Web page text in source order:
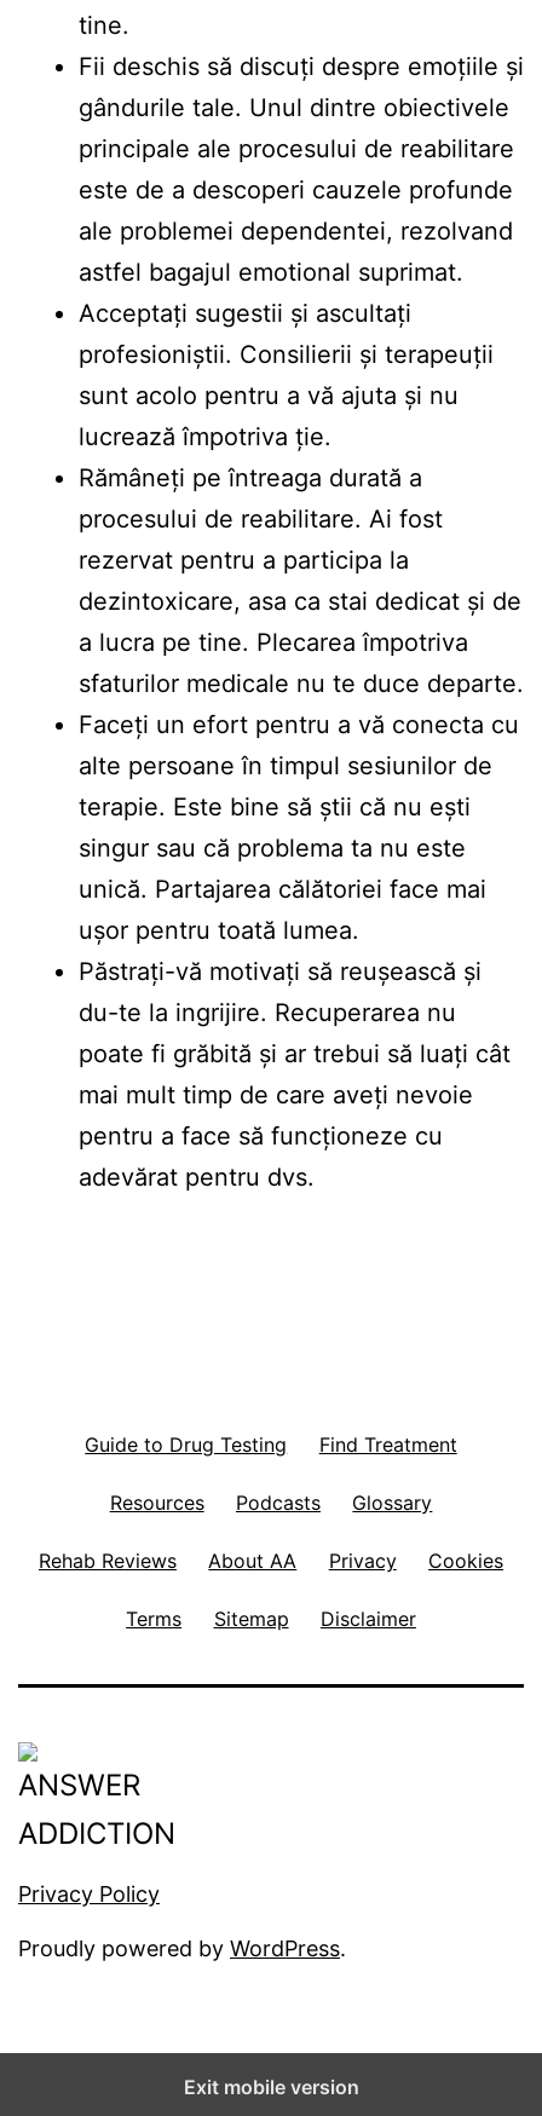
tine.
Fii deschis să discuți despre emoțiile și
gândurile tale. Unul dintre obiectivele
principale ale procesului de reabilitare
este de a descoperi cauzele profunde
ale problemei dependentei, rezolvand
astfel bagajul emotional suprimat.
Acceptați sugestii și ascultați
profesioniștii. Consilierii și terapeuții
sunt acolo pentru a vă ajuta și nu
lucrează împotriva ție.
Rămâneți pe întreaga durată a
procesului de reabilitare. Ai fost
rezervat pentru a participa la
dezintoxicare, asa ca stai dedicat și de
a lucra pe tine. Plecarea împotriva
sfaturilor medicale nu te duce departe.
Faceți un efort pentru a vă conecta cu
alte persoane în timpul sesiunilor de
terapie. Este bine să știi că nu ești
singur sau că problema ta nu este
unică. Partajarea călătoriei face mai
ușor pentru toată lumea.
Păstrați-vă motivați să reușească și
du-te la ingrijire. Recuperarea nu
poate fi grăbită și ar trebui să luați cât
mai mult timp de care aveți nevoie
pentru a face să funcționeze cu
adevărat pentru dvs.
Guide to Drug Testing Find Treatment
Resources Podcasts Glossary
Rehab Reviews About AA Privacy Cookies
Terms Sitemap Disclaimer
Privacy Policy
Proudly powered by WordPress.
Exit mobile version